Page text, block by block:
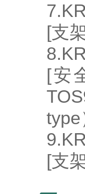
[支
[安
type
[支